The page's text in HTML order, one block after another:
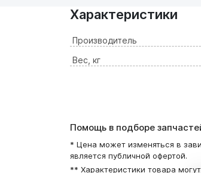
Характеристики
Производитель
Вес, кг
Помощь в подборе
* Цена может изменяться в
является публичной офертой.
** Характеристики товара